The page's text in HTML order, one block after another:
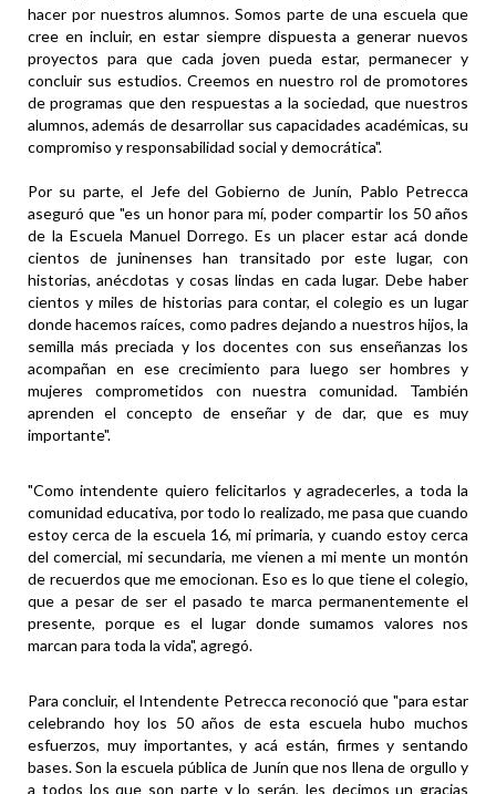
hacer por nuestros alumnos. Somos parte de una escuela que
cree en incluir, en estar siempre dispuesta a generar nuevos
proyectos para que cada joven pueda estar, permanecer y
concluir sus estudios. Creemos en nuestro rol de promotores
de programas que den respuestas a la sociedad, que nuestros
alumnos, además de desarrollar sus capacidades académicas, su
compromiso y responsabilidad social y democrática".
Por su parte, el Jefe del Gobierno de Junín, Pablo Petrecca
aseguró que "es un honor para mí, poder compartir los 50 años
de la Escuela Manuel Dorrego. Es un placer estar acá donde
cientos de juninenses han transitado por este lugar, con
historias, anécdotas y cosas lindas en cada lugar. Debe haber
cientos y miles de historias para contar, el colegio es un lugar
donde hacemos raíces, como padres dejando a nuestros hijos, la
semilla más preciada y los docentes con sus enseñanzas los
acompañan en ese crecimiento para luego ser hombres y
mujeres comprometidos con nuestra comunidad. También
aprenden el concepto de enseñar y de dar, que es muy
importante".
"Como intendente quiero felicitarlos y agradecerles, a toda la
comunidad educativa, por todo lo realizado, me pasa que cuando
estoy cerca de la escuela 16, mi primaria, y cuando estoy cerca
del comercial, mi secundaria, me vienen a mi mente un montón
de recuerdos que me emocionan. Eso es lo que tiene el colegio,
que a pesar de ser el pasado te marca permanentemente el
presente, porque es el lugar donde sumamos valores nos
marcan para toda la vida", agregó.
Para concluir, el Intendente Petrecca reconoció que "para estar
celebrando hoy los 50 años de esta escuela hubo muchos
esfuerzos, muy importantes, y acá están, firmes y sentando
bases. Son la escuela pública de Junín que nos llena de orgullo y
a todos los que son parte y lo serán, les decimos un gracias